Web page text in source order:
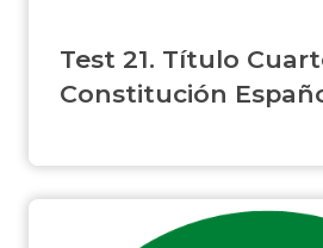
Test 21. Título
Constitución